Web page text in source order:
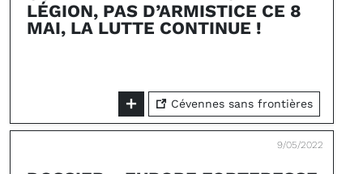
LÉGION, PAS D’ARMISTICE CE 8
MAI, LA LUTTE CONTINUE !
Cévennes sans frontières
9/05/2022